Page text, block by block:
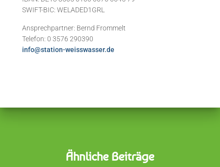
SWIFT-BIC: WELADED1GRL
Ansprechpartner: Bernd Frommelt
Telefon: 0 3576 290390
info@station-weisswasser.de
Ähnliche Beiträge